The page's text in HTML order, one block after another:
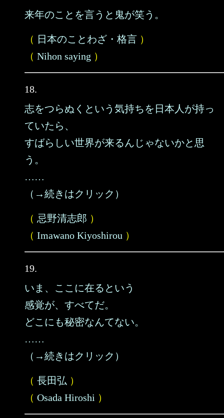
来年のことを言うと鬼が笑う。
（ 日本のことわざ・格言 ）
（ Nihon saying ）
18.
志をつらぬくという気持ちを日本人が持っ
ていたら、
すばらしい世界が来るんじゃないかと思
う。
……
（→続きはクリック）
（ 忌野清志郎 ）
（ Imawano Kiyoshirou ）
19.
いま、ここに在るという
感覚が、すべてだ。
どこにも秘密なんてない。
……
（→続きはクリック）
（ 長田弘 ）
（ Osada Hiroshi ）